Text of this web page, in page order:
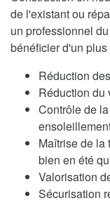
de l'existant ou
un professionnel
bénéficier d'un
Réduction
Réduction du
Contrôle de
Maîtrise de la
bien en été
Valorisation
Sécurisation